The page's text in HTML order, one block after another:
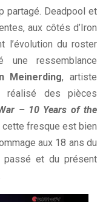
partagé. Deadpool et
aux côtés d’Iron
l’évolution du roster
ressemblance
Meinerding, artiste
réalisé des pièces
– 10 Years of the
cette fresque est bien
aux 18 ans du
passé et du présent